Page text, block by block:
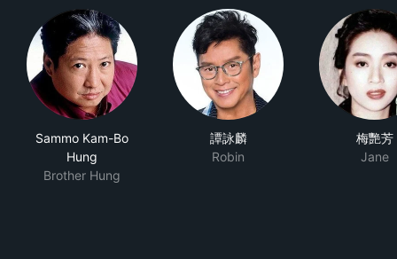
Sammo Kam-Bo
Hung
Brother Hung
譚詠麟
Robin
梅艷芳
Jane